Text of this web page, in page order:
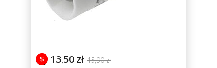
13,50 zł 15,90 zł
$